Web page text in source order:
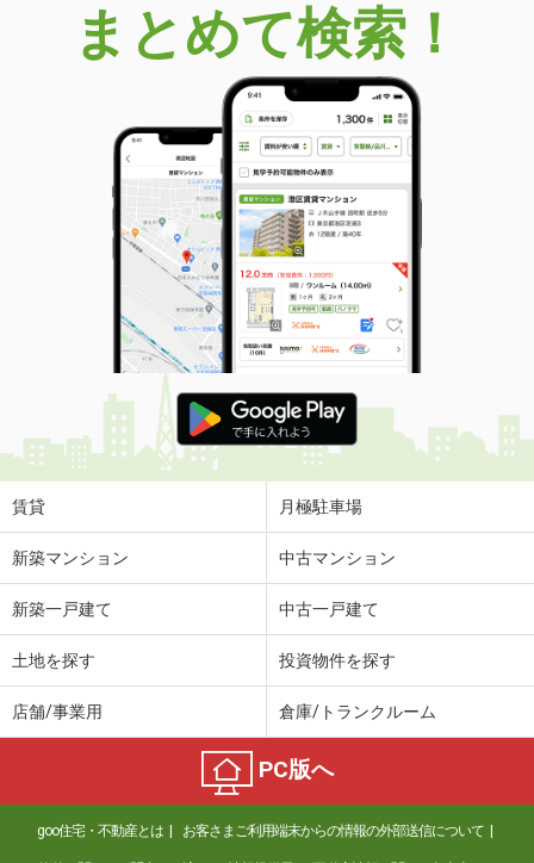
まとめて検索！
賃貸 月極駐車場
新築マンション 中古マンション
新築一戸建て 中古一戸建て
土地を探す 投資物件を探す
店舗/事業用 倉庫/トランクルーム
PC版へ
goo住宅・不動産とは お客さまご利用端末からの情報の外部送信について